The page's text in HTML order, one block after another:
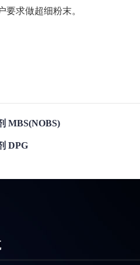
要求做超细粉末。
MBS(NOBS)
DPG